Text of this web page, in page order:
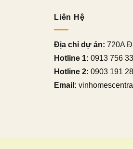
Liên Hệ
Địa chỉ dự án: 720A
Hotline 1: 0913 756
Hotline 2: 0903 191
Email: